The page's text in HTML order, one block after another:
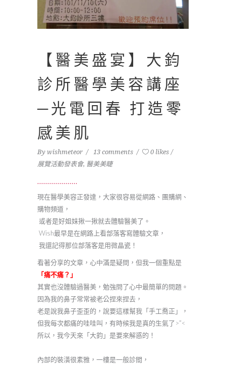
【醫美盛宴】大鈞
診所醫學美容講座
─光電回春 打造零
感美肌
By wishmeteor 13 comments
0 likes
展覽活動發表會, 醫美美睫
現在醫學美容正發達，大家很容易從網路、團購網、
購物頻道，
或者是好姐妹揪一揪就去體驗醫美了。
Wish最早是在網路上看部落客寫體驗文章，
我還記得那位部落客是用微晶瓷！
看著分享的文章，心中滿是疑問，但我一個重點是
「痛不痛？」
其實也沒體驗過醫美，勉強問了心中最簡單的問題。
因為我的鼻子常常被老公捏來捏去，
老是說我鼻子歪歪的，說要這樣幫我「手工喬正」，
但我每次都痛的哇哇叫，有時候我是真的生氣了>”<
所以，我今天來「大鈞」是要來解惑的！
內部的裝潢很素雅，一樓是一般診間，